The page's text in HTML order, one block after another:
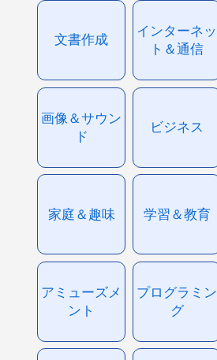
文書作成
インターネッ
ト＆通信
画像＆サウン
ド
ビジネス
家庭＆趣味 学習＆教育
アミューズメ
ント
プログラミン
グ